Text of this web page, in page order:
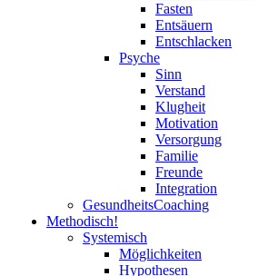
Fasten
Entsäuern
Entschlacken
Psyche
Sinn
Verstand
Klugheit
Motivation
Versorgung
Familie
Freunde
Integration
GesundheitsCoaching
Methodisch!
Systemisch
Möglichkeiten
Hypothesen